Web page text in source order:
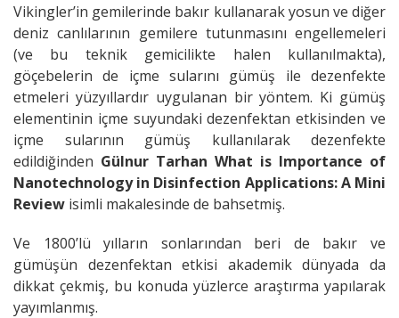
Vikingler’in gemilerinde bakır kullanarak yosun ve diğer
deniz canlılarının gemilere tutunmasını engellemeleri
(ve bu teknik gemicilikte halen kullanılmakta),
göçebelerin de içme sularını gümüş ile dezenfekte
etmeleri yüzyıllardır uygulanan bir yöntem. Ki gümüş
elementinin içme suyundaki dezenfektan etkisinden ve
içme sularının gümüş kullanılarak dezenfekte
edildiğinden Gülnur Tarhan What is Importance of
Nanotechnology in Disinfection Applications: A Mini
Review isimli makalesinde de bahsetmiş.
Ve 1800’lü yılların sonlarından beri de bakır ve
gümüşün dezenfektan etkisi akademik dünyada da
dikkat çekmiş, bu konuda yüzlerce araştırma yapılarak
yayımlanmış.